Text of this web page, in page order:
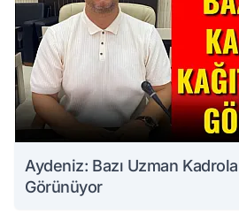
Aydeniz: Bazı Uzman
Görünüyor